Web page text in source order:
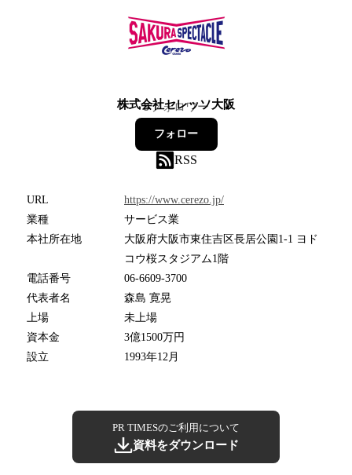
株式会社セレッソ大阪
9フォロワー
フォロー
RSS
URL
https://www.cerezo.jp/
業種
サービス業
本社所在地
大阪府大阪市東住吉区長居公園1-1 ヨド
コウ桜スタジアム1階
電話番号
06-6609-3700
代表者名
森島 寛晃
上場
未上場
資本金
3億1500万円
設立
1993年12月
PR TIMESのご利用について
資料をダウンロード